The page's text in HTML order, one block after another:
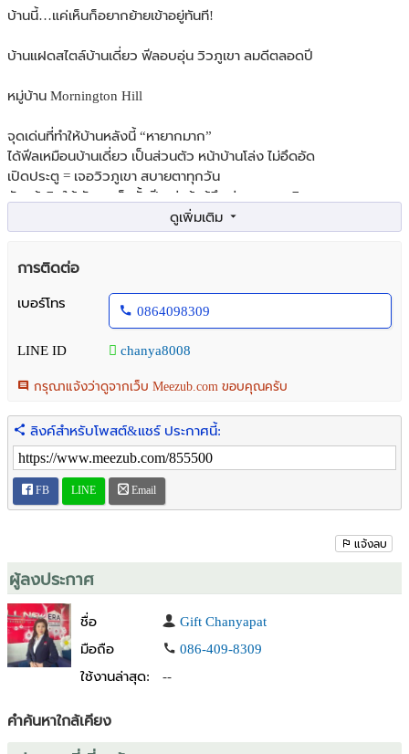
บ้านนี้…แค่เห็นก็อยากย้ายเข้าอยู่ทันที!
บ้านแฝดสไตล์บ้านเดี่ยว ฟีลอบอุ่น วิวภูเขา ลมดีตลอดปี
หมู่บ้าน Mornington Hill
จุดเด่นที่ทำให้บ้านหลังนี้ “หายากมาก”
ได้ฟีลเหมือนบ้านเดี่ยว เป็นส่วนตัว หน้าบ้านโล่ง ไม่อึดอัด
เปิดประตู = เจอวิวภูเขา สบายตาทุกวัน
หันหน้าทิศใต้ รับลมเย็นทั้งปี อยู่แล้วรู้สึกผ่อนคลายจริงๆ
รายละเอียดบ้าน
▪ 51 ตร.วา | พื้นที่ใช้สอย 202 ตร.ม.
▪ 3 ห้องนอน | 2 ห้องน้ำ
ฟรี! ของแถมแบบไม่ต้องแต่งเพิ่ม
✔ บิ้วอินทั้งหลัง
✔ Walking Closet
✔ แอร์ Daikin 4 ตัว
✔ ม่านทั้งหลัง
✔ ไมโครเวฟ
ไปกรุงเทพ / พัทยา = สบายมาก
ใกล้ครบทุกอย่าง
✔ เซ็นทรัล ชลบุรี
✔ ร้านอาหาร คาเฟ่
✔ โรงเรียน และสิ่งอำนวยความสะดวก
ราคาดีมากในทำเลนี้
การติดต่อ
เบอร์โทร
0864098309
LINE ID chanya8008
กรุณาแจ้งว่าดูจากเว็บ Meezub.com ขอบคุณครับ
ลิงค์สำหรับโพสต์&แชร์ ประกาศนี้:
FB LINE Email
แจ้งลบ
ผู้ลงประกาศ
ชื่อ
Gift Chanyapat
มือถือ
086-409-8309
ใช้งานล่าสุด:
--
คำค้นหาใกล้เคียง